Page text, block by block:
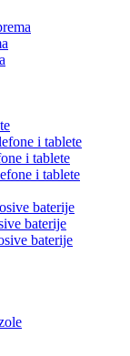
i tablete
i tablete
i tablete
baterije
baterije
baterije